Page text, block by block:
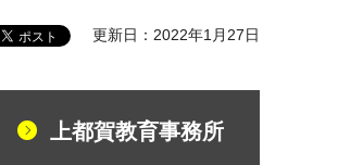
更新日：2022年1月27日
上都賀教育事務所